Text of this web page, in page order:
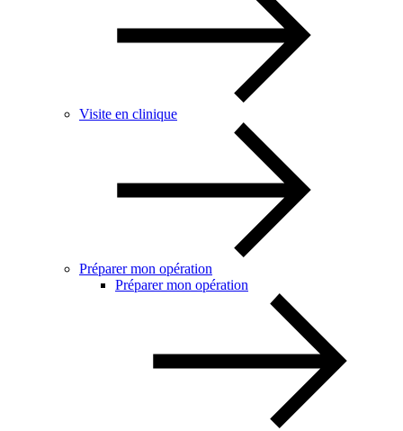
Visite en clinique
Préparer mon opération
Préparer mon opération